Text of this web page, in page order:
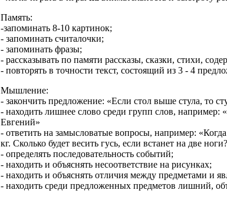
Память:
-запоминать 8-10 картинок;
- запоминать считалочки;
- запоминать фразы;
- рассказывать по памяти рассказы, сказки, стихи,
- повторять в точности текст, состоящий из 3 - 4
Мышление:
- закончить предложение: «Если стол выше стула, то
- находить лишнее слово среди групп слов,
Евгений»
- ответить на замысловатые вопросы, например:
кг. Сколько будет весить гусь, если встанет на две
- определять последовательность событий;
- находить и объяснять несоответствие на рисунках;
- находить и объяснять отличия между предметами и
- находить среди предложенных предметов лишний,